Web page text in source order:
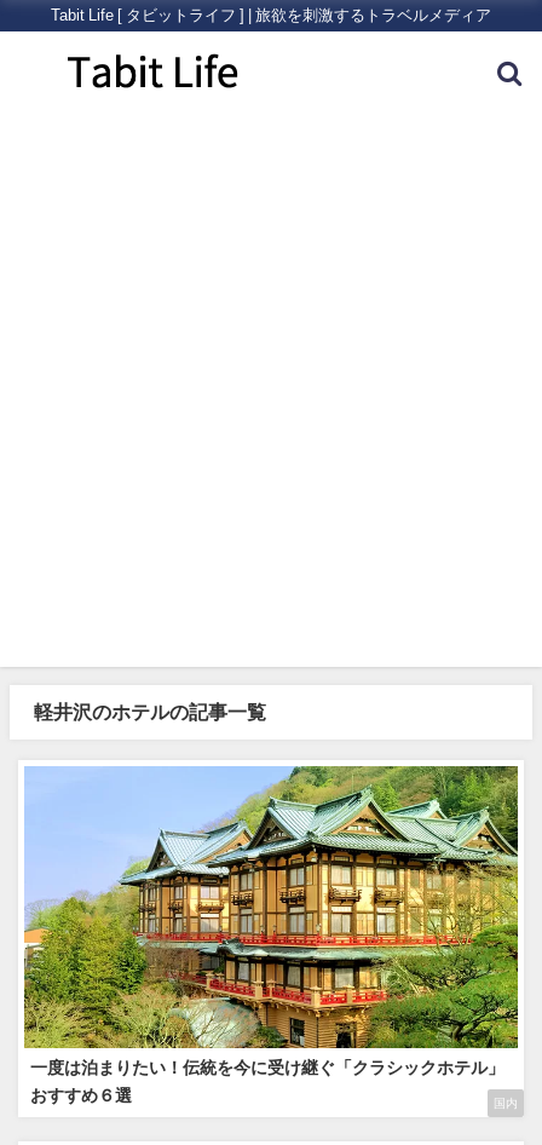
Tabit Life [ タビットライフ ] | 旅欲を刺激するトラベルメディア
軽井沢のホテルの記事一覧
国内
一度は泊まりたい！伝統を今に受け継ぐ「クラシックホテル」
おすすめ６選